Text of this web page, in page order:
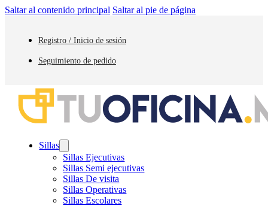
Saltar al contenido principal Saltar al pie de página
Registro / Inicio de sesión
Seguimiento de pedido
Sillas
Sillas Ejecutivas
Sillas Semi ejecutivas
Sillas De visita
Sillas Operativas
Sillas Escolares